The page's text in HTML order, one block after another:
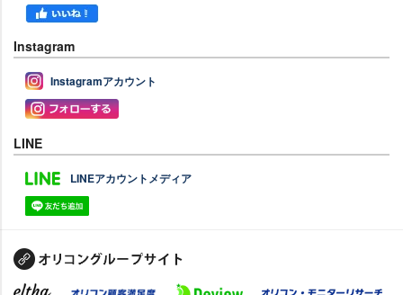
Instagram
Instagramアカウント
LINE
LINEアカウントメディア